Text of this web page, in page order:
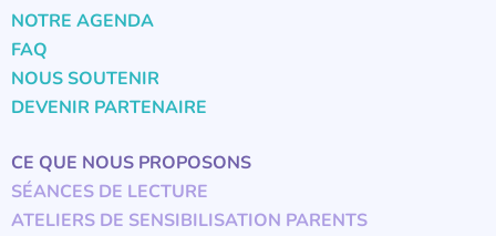
NOTRE AGENDA
FAQ
NOUS SOUTENIR
DEVENIR PARTENAIRE
CE QUE NOUS PROPOSONS
SÉANCES DE LECTURE
ATELIERS DE SENSIBILISATION PARENTS